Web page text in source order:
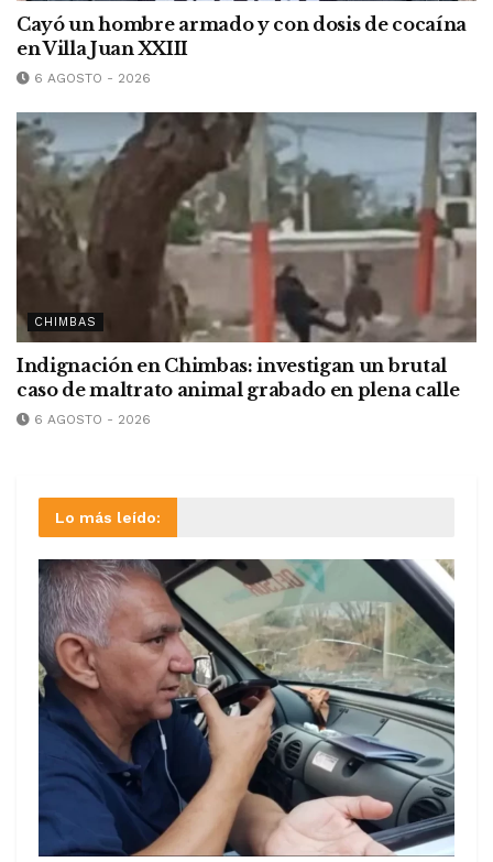
Cayó un hombre armado y con dosis de cocaína
en Villa Juan XXIII
6 AGOSTO - 2026
CHIMBAS
Indignación en Chimbas: investigan un brutal
caso de maltrato animal grabado en plena calle
6 AGOSTO - 2026
Lo más leído: